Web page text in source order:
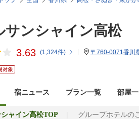
サンシャイン高松
3.63 (1,324件) 〒760-0071香川
宿ニュース プラン一覧 部屋
ャイン高松TOP グループホテルの